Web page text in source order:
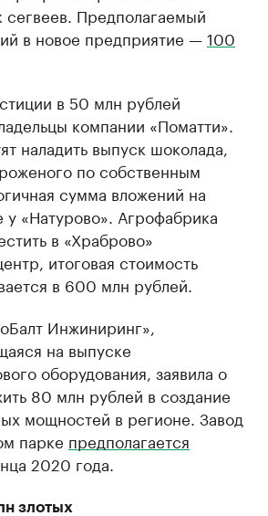
сегвеев. Предполагаемый
в новое предприятие —100
в 50 млн рублей
компании «Поматти».
наладить выпуск шоколада,
по собственным
сумма вложений на
у «Натурово». Агрофабрика
в «Храброво»
итоговая стоимость
в 600 млн рублей.
Инжиниринг»,
на выпуске
оборудования, заявила о
80 млн рублей в создание
мощностей в регионе. Завод
парке предполагается
2020 года.
злотых